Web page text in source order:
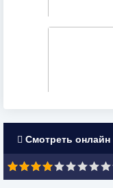
Смотреть онлайн